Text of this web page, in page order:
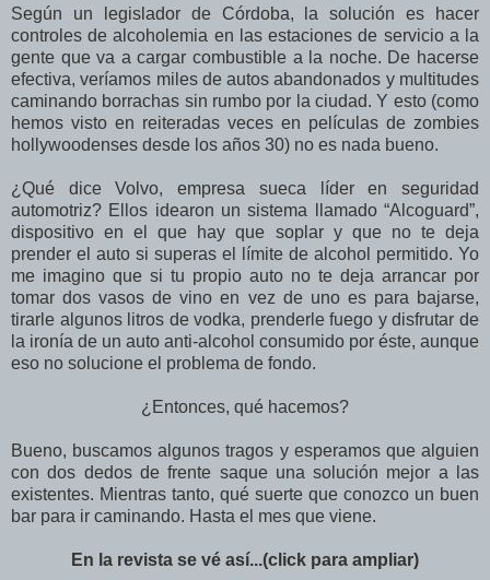
Según un legislador de Córdoba, la solución es hacer
controles de alcoholemia en las estaciones de servicio a la
gente que va a cargar combustible a la noche. De hacerse
efectiva, veríamos miles de autos abandonados y multitudes
caminando borrachas sin rumbo por la ciudad. Y esto (como
hemos visto en reiteradas veces en películas de zombies
hollywoodenses desde los años 30) no es nada bueno.
¿Qué dice Volvo, empresa sueca líder en seguridad
automotriz? Ellos idearon un sistema llamado “Alcoguard”,
dispositivo en el que hay que soplar y que no te deja
prender el auto si superas el límite de alcohol permitido. Yo
me imagino que si tu propio auto no te deja arrancar por
tomar dos vasos de vino en vez de uno es para bajarse,
tirarle algunos litros de vodka, prenderle fuego y disfrutar de
la ironía de un auto anti-alcohol consumido por éste, aunque
eso no solucione el problema de fondo.
¿Entonces, qué hacemos?
Bueno, buscamos algunos tragos y esperamos que alguien
con dos dedos de frente saque una solución mejor a las
existentes. Mientras tanto, qué suerte que conozco un buen
bar para ir caminando. Hasta el mes que viene.
En la revista se vé así...(click para ampliar)